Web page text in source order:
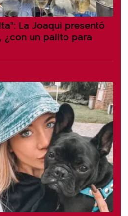
La Joaqui presentó
¿con un palito para